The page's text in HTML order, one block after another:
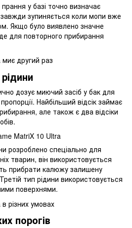
у базі точно визначає
завжди зупиняється коли мопи вже
Якщо було виявлено значне
для повторного прибирання
дозує миючий засіб у бак для
Найбільший відсік займає
але також є два відсіки
розроблено спеціально для
тварин, він використовується
прибрати калюжу залишену
тип рідини використовується
поверхнями.
порогів